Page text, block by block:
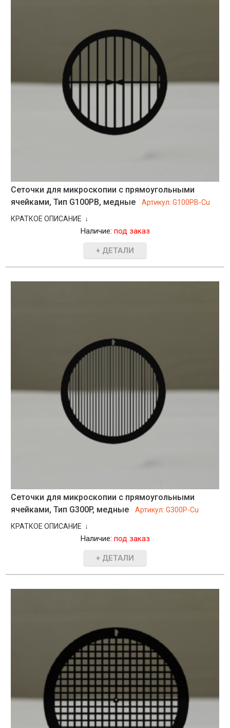
Сеточки для микроскопии с прямоугольными
ячейками, Тип G100PB, медные
Артикул:G100PB-Cu
КРАТКОЕ ОПИСАНИЕ ↓
Наличие: под заказ
+ ДЕТАЛИ
Сеточки для микроскопии с прямоугольными
ячейками, Тип G300P, медные
Артикул:G300P-Cu
КРАТКОЕ ОПИСАНИЕ ↓
Наличие: под заказ
+ ДЕТАЛИ